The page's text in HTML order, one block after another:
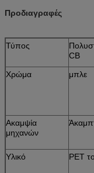
Προδιαγραφές
Τύπος
CB
Χρώμα
μπλε
Ακαμψία
μηχανών
Υλικό PET